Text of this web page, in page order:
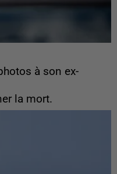
à son ex-
la mort.